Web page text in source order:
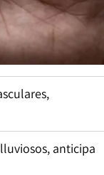
anticipa